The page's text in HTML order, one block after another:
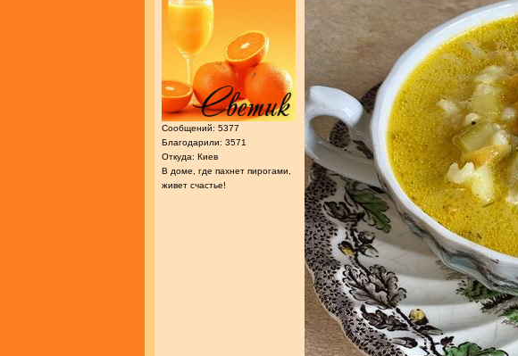
Сообщений: 5377
Благодарили: 3571
Откуда: Киев
В доме, где пахнет пирогами,
живет счастье!